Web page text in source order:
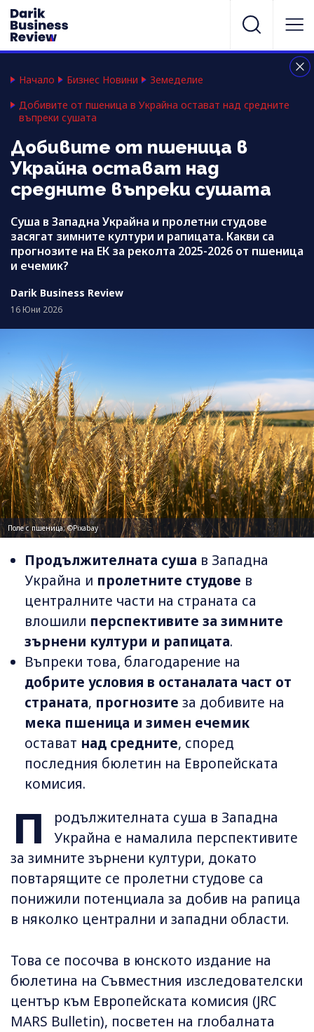
Начало Бизнес Новини
Земеделие
Добивите от пшеница в Украйна остават над средните
въпреки сушата
Добивите от пшеница в
Украйна остават над
средните въпреки сушата
Суша в Западна Украйна и пролетни студове
засягат зимните култури и рапицата. Какви са
прогнозите на ЕК за реколта 2025-2026 от пшеница
и ечемик?
Darik Business Review
16 Юни 2026
Поле с пшеница; ©Pixabay
Продължителната суша в Западна
Украйна и пролетните студове в
централните части на страната са
влошили перспективите за зимните
зърнени култури и рапицата.
Въпреки това, благодарение на
добрите условия в останалата част от
страната, прогнозите за добивите на
мека пшеница и зимен ечемик
остават над средните, според
последния бюлетин на Европейската
комисия.
П
родължителната суша в Западна
Украйна е намалила перспективите
за зимните зърнени култури, докато
повтарящите се пролетни студове са
понижили потенциала за добив на рапица
в няколко централни и западни области.
Това се посочва в юнското издание на
бюлетина на Съвместния изследователски
център към Европейската комисия (JRC
MARS Bulletin), посветен на глобалната